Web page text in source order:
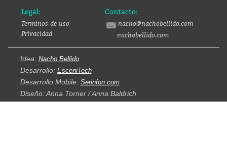
Legal:
Terminos de uso
Privacidad
Contacto:
nacho@nachobellido.com
nachobellido.com
Idea: Nacho Bellido
Desarrollo: EsceniTech
Desarrollo Mobile: Serinfon.com
Diseño: Anna Torner / Anna Baldrich